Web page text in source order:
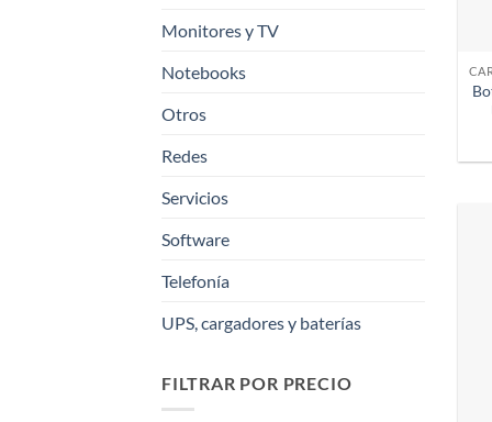
Monitores y TV
Notebooks
Otros
Redes
Servicios
Software
Telefonía
UPS, cargadores y baterías
FILTRAR POR PRECIO